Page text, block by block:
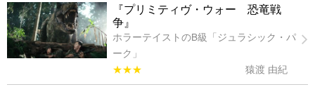
『プリミティヴ・ウォー 恐竜戦
争』
ホラーテイストのB級「ジュラシック・パ
ーク」
★★★
猿渡 由紀